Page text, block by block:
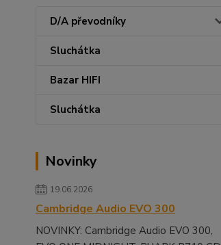
D/A převodníky
Sluchátka
Bazar HIFI
Sluchátka
Novinky
19.06.2026
Cambridge Audio EVO 300
NOVINKY: Cambridge Audio EVO 300,